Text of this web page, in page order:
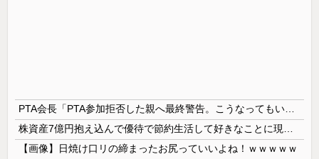
【画像】日焼け口リの締まったお尻っていいよね！ｗｗｗｗｗ